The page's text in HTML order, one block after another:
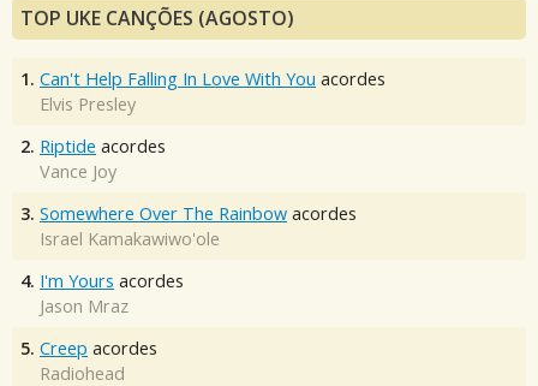
TOP UKE CANÇÕES (AGOSTO)
1. Can't Help Falling In Love With You acordes
Elvis Presley
2. Riptide acordes
Vance Joy
3. Somewhere Over The Rainbow acordes
Israel Kamakawiwo'ole
4. I'm Yours acordes
Jason Mraz
5. Creep acordes
Radiohead